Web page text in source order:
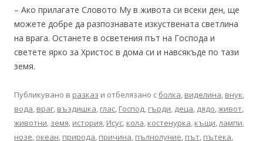
– Ако прилагате Словото Му в живота си всеки ден, ще
можете добре да разпознавате изкуствената светлина
на врага. Останете в осветения път на Господа и
светете ярко за Христос в дома си и навсякъде по тази
земя.
Публикувано в разказ и отбелязано с болка, виделина, внук,
вода, враг, въздишка, глас, Господ, гърди, деца, дядо,живот,
животни, земя, история, Исус, кола, костенурка, къщи,лампи,
нозе, океан, природа, причина, пълнолуние, път, пътека,